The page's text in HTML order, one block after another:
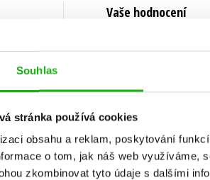
Souhlas
stránka používá cookies
obsahu a reklam, poskytování
o tom, jak náš web využíváme,
zkombinovat tyto údaje s dalšími
Vaše hodnocení
MOHLO